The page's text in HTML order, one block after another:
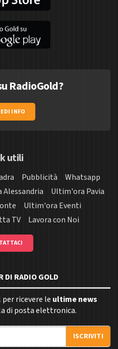
RadioGold?
INFO
utili
Pubblicità
Whatsapp
Ultim'ora Pavia
Ultim'ora Eventi
TV Lavora con Noi
DI RADIO GOLD
ricevere le ultime news
di posta elettronica.
ISCRIVITI